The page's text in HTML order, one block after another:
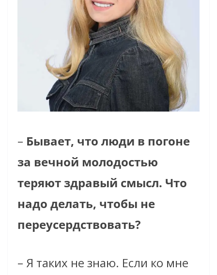
– Бывает, что люди в погоне
за вечной молодостью
теряют здравый смысл. Что
надо делать, чтобы не
переусердствовать?
– Я таких не знаю. Если ко мне